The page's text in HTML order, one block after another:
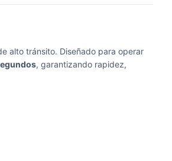
alto tránsito. Diseñado para operar
, garantizando rapidez,